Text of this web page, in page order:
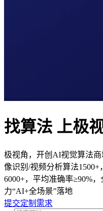
找算法 上极
极视角，开创AI视觉算法
像识别/视频分析算法1500+
6000+，平均准确率≥90%
力“AI+全场景”落地
提交定制需求